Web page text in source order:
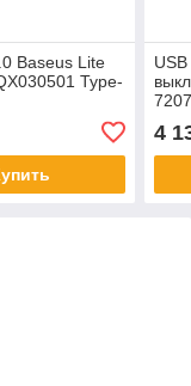
Baseus Lite
Type-
4